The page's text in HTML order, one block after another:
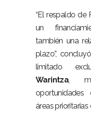
“El respaldo de
un
también una
plazo”,
limitado
Warintza,
áreas